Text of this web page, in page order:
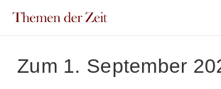
Zum 1. September